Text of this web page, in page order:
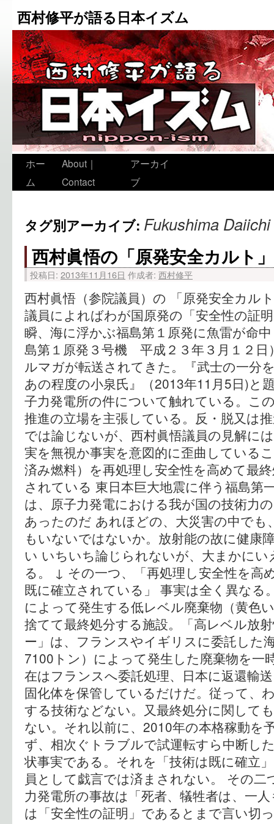
西村修平が語る日本イズム
ホー
ム
About｜
Contact
アーカイ
ブ
タグ別アーカイブ: Fukushima Daiichi
西村眞悟の「原発安全カルト」
投稿日: 2013年11月16日 作成者: 西村修平
西村眞悟（参院議員）の 「原発安全カル
議員によればわが国原発の「安全性の証
瞬、海に浮かぶ福島第１原発に魚雷が命
島第１原発３号機 平成２３年３月１２日
ルマガが転送されてきた。『武士の一分
あの程度の小泉氏』（2013年11月5日)と
子力発電所の件について触れている。こ
推進の立場を主張している。反・脱又は
では論じないが、西村眞悟議員の見解に
実を無視か事実を意図的に歪曲している
済み燃料）を再処理し安全性を高めて最
されている 東日本巨大地震に伴う福島第
は、原子力発電における我が国の技術力
あったのだ あれほどの、大災害の中でも
もいないではないか。放射能の故に健康
い いちいち論じられないが、大まかに
る。 ↓ その一つ、「再処理し安全性を高
既に確立されている」 事実は全く異なる
によって発生する低レベル廃棄物（黄色
捨てて最終処分する施設。「高レベル放
ー」は、フランスやイギリスに委託した
7100トン）によって発生した廃棄物を一
在はフランスへ委託処理、日本に返還輸
固化体を保管しているだけだ。従って、
する技術などない。又最終処分に関して
ない。それ以前に、2010年の本格稼動を
ず、相次ぐトラブルで試運転すら中断し
状事実である。それを「技術は既に確立
員として戯言では済まされない。 その二
力発電所の事故は「死者、犠牲者は、一
は「安全性の証明」であるとまで言い切